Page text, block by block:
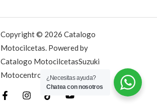
Copyright © 2026 Catalogo
Motocilcetas. Powered by
Catalogo MotocilcetasSuzuki
Motocentro.
¿Necesitas ayuda?
Chatea con nosotros